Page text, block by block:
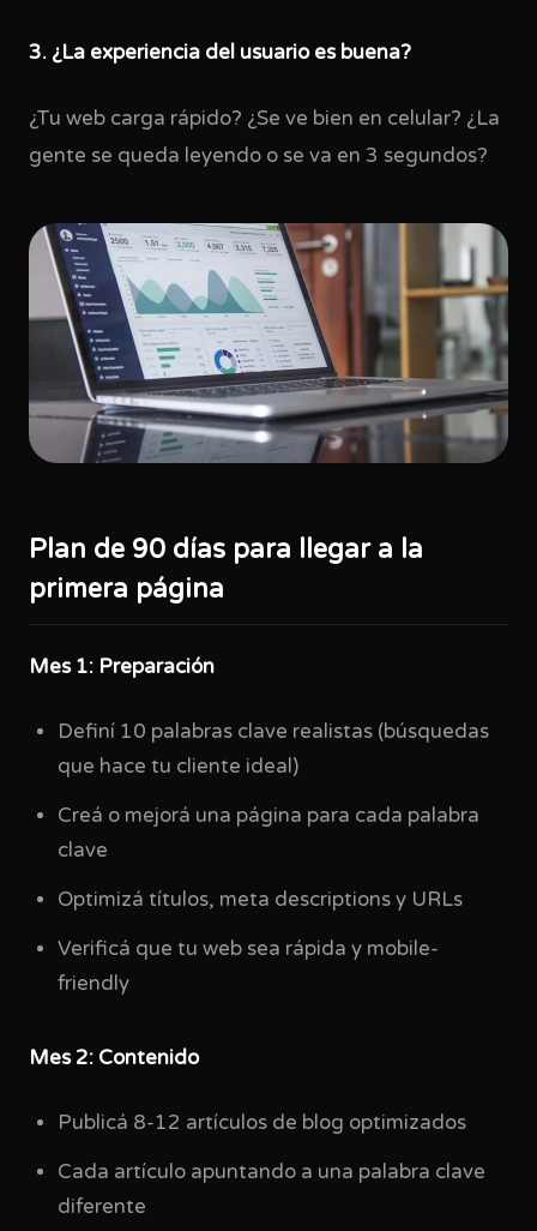
3. ¿La experiencia del usuario es buena?
¿Tu web carga rápido? ¿Se ve bien en celular? ¿La
gente se queda leyendo o se va en 3 segundos?
Plan de 90 días para llegar a la
primera página
Mes 1: Preparación
Definí 10 palabras clave realistas (búsquedas
que hace tu cliente ideal)
Creá o mejorá una página para cada palabra
clave
Optimizá títulos, meta descriptions y URLs
Verificá que tu web sea rápida y mobile-
friendly
Mes 2: Contenido
Publicá 8-12 artículos de blog optimizados
Cada artículo apuntando a una palabra clave
diferente